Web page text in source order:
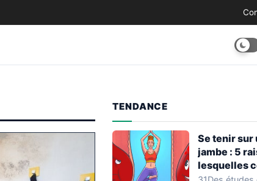
TENDANCE
Se tenir sur
jambe : 5
lesquelles
exercice